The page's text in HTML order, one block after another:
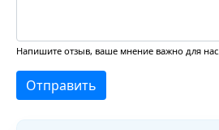
Напишите отзыв, ваше мнение важно для нас.
Отправить